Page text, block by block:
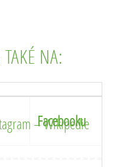
NA:
Facebooku